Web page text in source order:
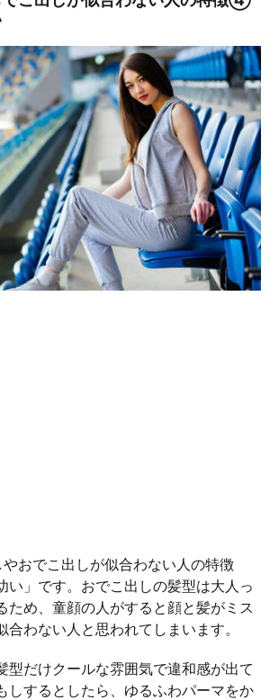
おでこ出しが似合わない人の特徴
い」です。おでこ出しの髪型は大人っ
ため、童顔の人がすると顔と髪がミス
合わない人と思われてしまいます。
型だけクールな雰囲気で違和感が出て
しするとしたら、ゆるふわパーマをか